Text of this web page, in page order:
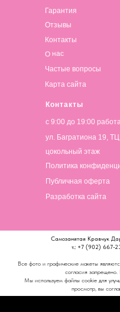
Контакты
Гарантия
Отзывы
Контакты
О нас
Частые вопросы
Карта сайта
с 9:00 до 19:00
ул. Багратиона 19,
цокольный этаж
Политика
Публичная оферта
Разработка сайта
Самозанятая Кравчук
т.: +7 (902) 667-
Все фото и графические макеты
согласия запрещено.
Мы используем файлы cookie для
просмотр, вы